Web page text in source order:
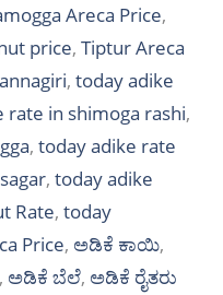
Areca Price,
price, Tiptur Areca
, today adike
rate in shimoga rashi,
, today adike rate
, today adike
Rate, today
Price, ಅಡಿಕೆ ಕಾಯಿ,
, ಅಡಿಕೆ ಬೆಲೆ, ಅಡಿಕೆ ರೈತರು